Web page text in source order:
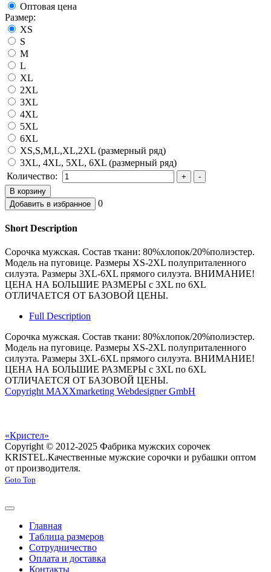
Оптовая цена
Размер:
XS
S
M
L
XL
2XL
3XL
4XL
5XL
6XL
XS,S,M,L,XL,2XL (размерный ряд)
3XL, 4XL, 5XL, 6XL (размерный ряд)
Количество:
0
Short Description
Сорочка мужская. Состав ткани: 80%хлопок/20%полиэстер.
Модель на пуговице. Размеры XS-2XL полуприталенного
силуэта. Размеры 3XL-6XL прямого силуэта. ВНИМАНИЕ!
ЦЕНА НА БОЛЬШИЕ РАЗМЕРЫ с 3XL по 6XL
ОТЛИЧАЕТСЯ ОТ БАЗОВОЙ ЦЕНЫ.
Full Description
Сорочка мужская. Состав ткани: 80%хлопок/20%полиэстер.
Модель на пуговице. Размеры XS-2XL полуприталенного
силуэта. Размеры 3XL-6XL прямого силуэта. ВНИМАНИЕ!
ЦЕНА НА БОЛЬШИЕ РАЗМЕРЫ с 3XL по 6XL
ОТЛИЧАЕТСЯ ОТ БАЗОВОЙ ЦЕНЫ.
Copyright MAXXmarketing Webdesigner GmbH
«Кристел»
Copyright © 2012-2025 Фабрика мужских сорочек
KRISTEL.Качественные мужские сорочки и рубашки оптом
от производителя.
Goto Top
Главная
Таблица размеров
Сотрудничество
Оплата и доставка
Контакты